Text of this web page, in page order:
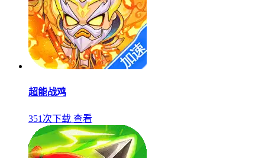
超能战鸡
351次下载 查看